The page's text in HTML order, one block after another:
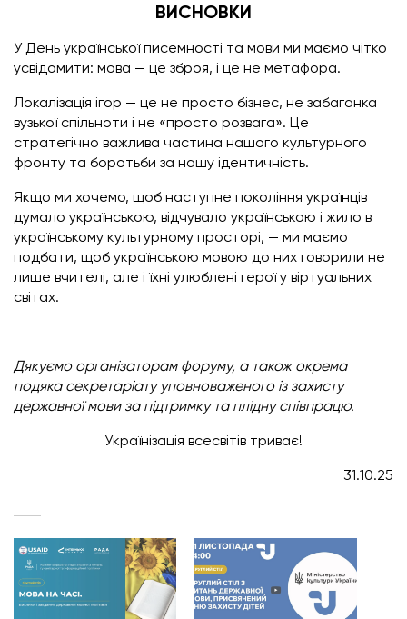
ВИСНОВКИ
У День української писемності та мови ми маємо чітко
усвідомити: мова — це зброя, і це не метафора.
Локалізація ігор — це не просто бізнес, не забаганка
вузької спільноти і не «просто розвага». Це
стратегічно важлива частина нашого культурного
фронту та боротьби за нашу ідентичність.
Якщо ми хочемо, щоб наступне покоління українців
думало українською, відчувало українською і жило в
українському культурному просторі, — ми маємо
подбати, щоб українською мовою до них говорили не
лише вчителі, але і їхні улюблені герої у віртуальних
світах.
Дякуємо організаторам форуму, а також окрема
подяка секретаріату уповноваженого із захисту
державної мови за підтримку та плідну співпрацю.
Українізація всесвітів триває!
31.10.25